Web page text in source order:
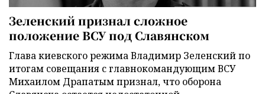
Зеленский признал сложное
положение ВСУ под Славянском
Глава киевского режима Владимир Зеленский по
итогам совещания с главнокомандующим ВСУ
Михаилом Драпатым признал, что оборона